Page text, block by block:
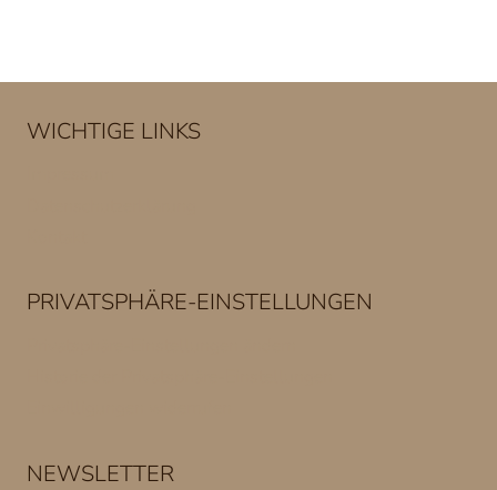
WICHTIGE LINKS
PRIVATSPHÄRE-EINSTELLUNGEN
NEWSLETTER